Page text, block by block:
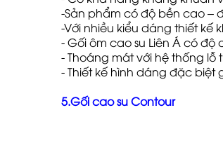
-Sản phẩm có độ bền cao –
-Với nhiều kiểu dáng thiết kế
- Gối ôm cao su Liên Á có
- Thoáng mát với hệ thống
- Thiết kế hình dáng đặc biệt
5.Gối cao su Contour